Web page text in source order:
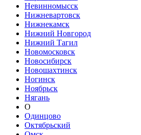
Невинномысск
Нижневартовск
Нижнекамск
Нижний Новгород
Нижний Тагил
Новомосковск
Новосибирск
Новошахтинск
Ногинск
Ноябрьск
Нягань
О
Одинцово
Октябрьский